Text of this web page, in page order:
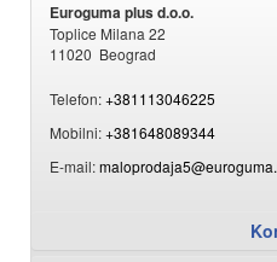
Euroguma plus d.o.o.
Toplice Milana 22
11020 Beograd
Telefon:+381113046225
Mobilni:+381648089344
E-mail: